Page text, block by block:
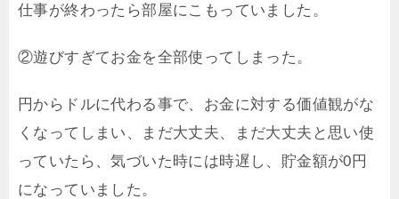
仕事が終わったら部屋にこもっていました。
②遊びすぎてお金を全部使ってしまった。
円からドルに代わる事で、お金に対する価値観がな
くなってしまい、まだ大丈夫、まだ大丈夫と思い使
っていたら、気づいた時には時遅し、貯金額が0円
になっていました。